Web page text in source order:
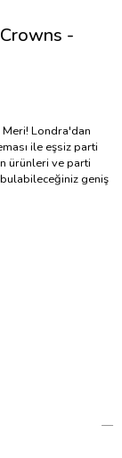
-
Londra'dan
ile eşsiz parti
ürünleri ve parti
geniş